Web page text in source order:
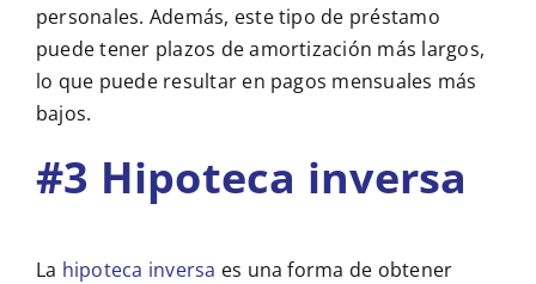
personales. Además, este tipo de préstamo
puede tener plazos de amortización más largos,
lo que puede resultar en pagos mensuales más
bajos.
#3 Hipoteca inversa
La hipoteca inversa es una forma de obtener